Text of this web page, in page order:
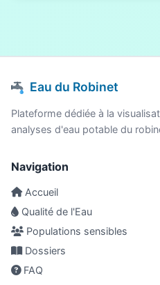
Eau du Robinet
Plateforme dédiée à la
analyses d'eau potable du
Navigation
Accueil
Qualité de l'Eau
Populations sensibles
Dossiers
FAQ